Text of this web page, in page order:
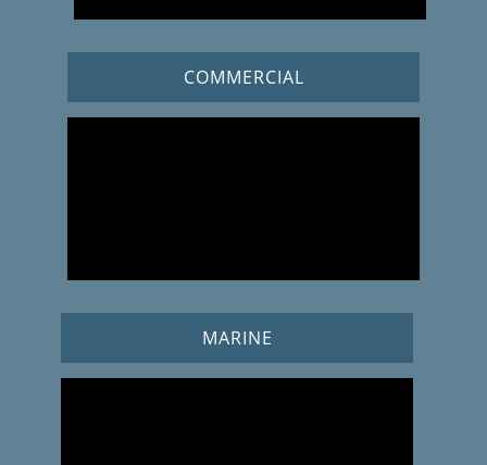
COMMERCIAL
MARINE